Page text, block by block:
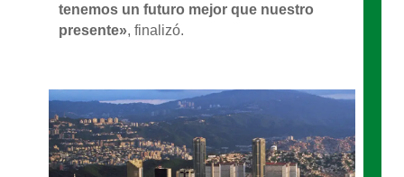
tenemos un futuro mejor que nuestro
presente», finalizó.